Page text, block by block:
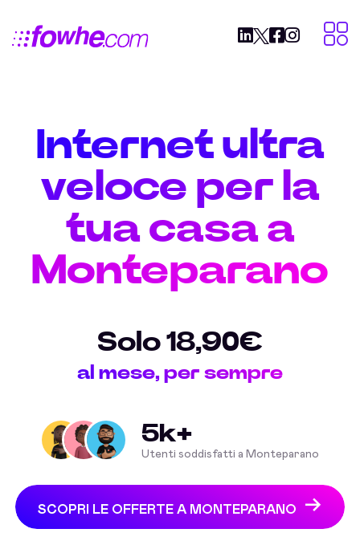
Internet ultra
veloce per la
tua casa a
Monteparano
Solo 18,90€
al mese, per sempre
5k+
Utenti soddisfatti a Monteparano
SCOPRI LE OFFERTE A MONTEPARANO